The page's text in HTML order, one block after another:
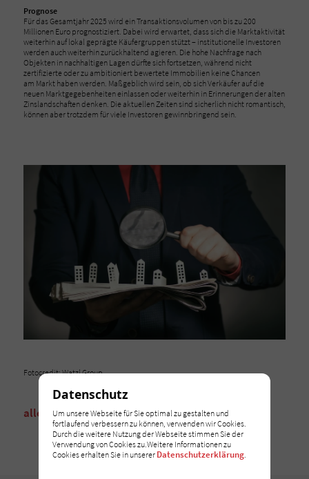
Prognose
Für das Gesamtjahr 2025 wird ein Transaktionsvolumen von bis zu 200
Millionen Euro prognostiziert. Dabei wird erwartet, dass sich die Marktaktivität
weiterhin auf lokal geprägte Käufergruppen stützt – institutionelle Investoren
werden auch weiterhin zurückhaltend agieren. Die hohe Nachfrage nach
Objekten in nachhaltigen Lagen dürfte sich fortsetzen, während nicht
zertifizierte oder zu ambitioniert bewertete Immobilien keine Chancen
am Markt haben werden. Maßgeblich wird sein, ob sich Verkäufer auf die
neuen Marktgegebenheiten einlassen oder weiterhin in Erinnerungen der alten
Zinslandschaften denken. Die aktuellen Zeiten sind sicherlich nicht romantisch,
können aber trotzdem für viele Investoren gewinnbringend sein.
Fotocredit: Watzl Group
alle Nachrichten
Datenschutz
Um unsere Webseite für Sie optimal zu gestalten und
fortlaufend verbessern zu können, verwenden wir Cookies.
Durch die weitere Nutzung der Webseite stimmen Sie der
Verwendung von Cookies zu.Weitere Informationen zu
Cookies erhalten Sie in unserer Datenschutzerklärung